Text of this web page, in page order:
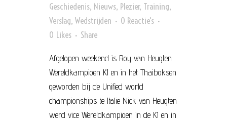
Geschiedenis, Nieuws, Plezier, Training,
Verslag, Wedstrijden
0 Reactie's
0 Likes Share
Afgelopen weekend is Roy van Heugten
Wereldkampioen K1 en in het Thaiboksen
geworden bij de Unified world
championships te Italie Nick van Heugten
werd vice Wereldkampioen in de K1 en in